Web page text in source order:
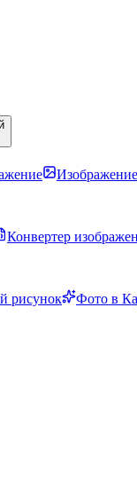
Конвертер
рисунок Фото в